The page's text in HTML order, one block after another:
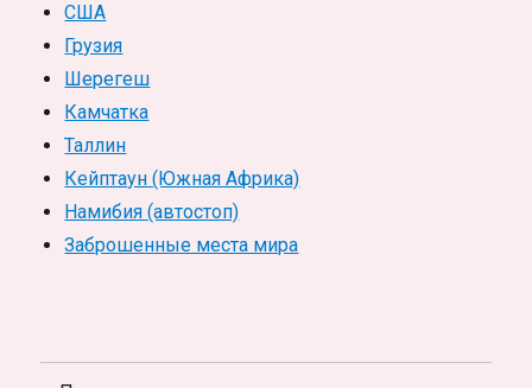
США
Грузия
Шерегеш
Камчатка
Таллин
Кейптаун (Южная Африка)
Намибия (автостоп)
Заброшенные места мира